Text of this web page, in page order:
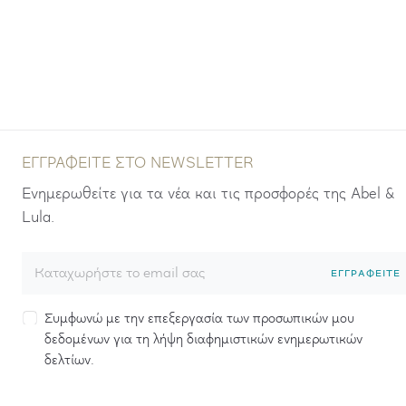
ΕΓΓΡΑΦΕΊΤΕ ΣΤΟ NEWSLETTER
Ενημερωθείτε για τα νέα και τις προσφορές της Abel &
Lula.
ΕΓΓΡΑΦΕΊΤΕ
Συμφωνώ με την επεξεργασία των προσωπικών μου
δεδομένων για τη λήψη διαφημιστικών ενημερωτικών
δελτίων.